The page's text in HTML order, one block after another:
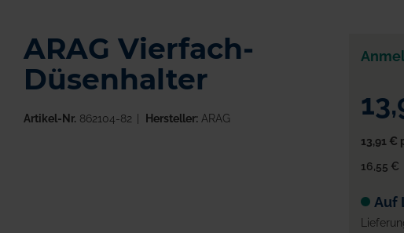
ARAG Vierfach-
Düsenhalter
Artikel-Nr. 862104-82 Hersteller:ARAG
13,91 €
16,55 €
Auf